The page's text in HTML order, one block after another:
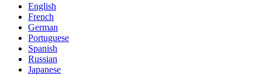
English
French
German
Portuguese
Spanish
Russian
Japanese